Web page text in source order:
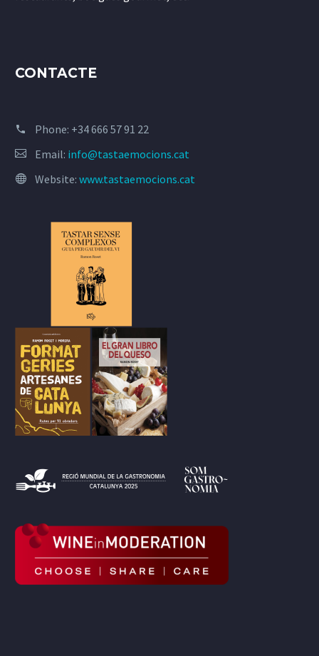
CONTACTE
Phone: +34 666 57 91 22
Email: info@tastaemocions.cat
Website: www.tastaemocions.cat